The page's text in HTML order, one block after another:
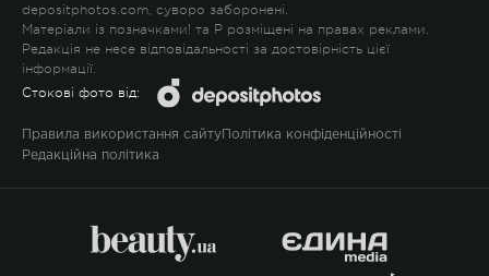
depositphotos.com, суворо заборонені.
Матеріали із позначками! та P розміщені на правах реклами.
Редакція не несе відповідальності за достовірність цієї
інформації.
Стокові фото від:
Правила використання сайту Політика конфіденційності
Редакційна політика